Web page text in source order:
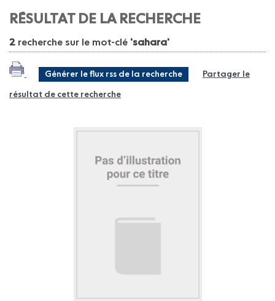
RÉSULTAT DE LA RECHERCHE
2 recherche sur le mot-clé 'sahara'
Générer le flux rss de la recherche Partager le
résultat de cette recherche